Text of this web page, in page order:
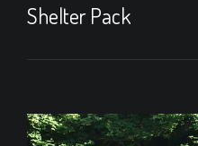
Shelter Pack